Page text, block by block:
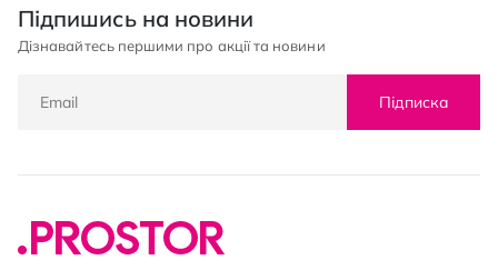
Підпишись на новини
Дізнавайтесь першими про акції та новини
Підписка